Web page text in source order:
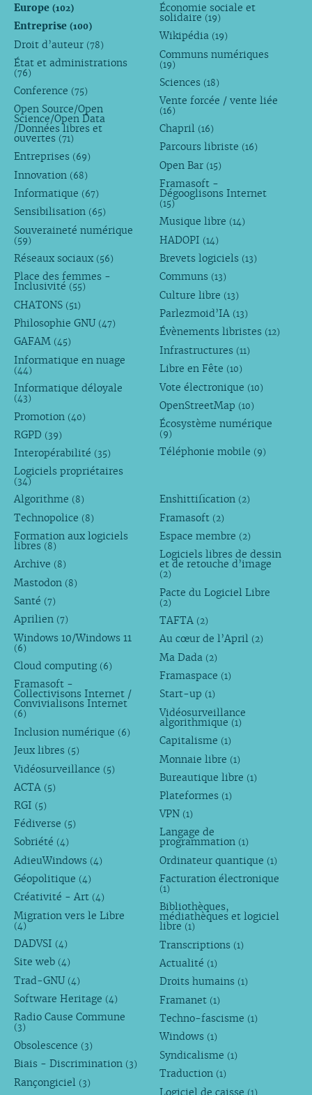
Europe (102)
Entreprise (100)
Droit d’auteur (78)
État et administrations
(76)
Conference (75)
Open Source/Open
Science/Open Data
/Données libres et
ouvertes (71)
Entreprises (69)
Innovation (68)
Informatique (67)
Sensibilisation (65)
Souveraineté numérique
(59)
Réseaux sociaux (56)
Place des femmes -
Inclusivité (55)
CHATONS (51)
Philosophie GNU (47)
GAFAM (45)
Informatique en nuage
(44)
Informatique déloyale
(43)
Promotion (40)
RGPD (39)
Interopérabilité (35)
Logiciels propriétaires
(34)
Économie sociale et
solidaire (19)
Wikipédia (19)
Communs numériques
(19)
Sciences (18)
Vente forcée / vente liée
(16)
Chapril (16)
Parcours libriste (16)
Open Bar (15)
Framasoft -
Dégooglisons Internet
(15)
Musique libre (14)
HADOPI (14)
Brevets logiciels (13)
Communs (13)
Culture libre (13)
Parlezmoid’IA (13)
Évènements libristes (12)
Infrastructures (11)
Libre en Fête (10)
Vote électronique (10)
OpenStreetMap (10)
Écosystème numérique
(9)
Téléphonie mobile (9)
Algorithme (8)
Technopolice (8)
Formation aux logiciels
libres (8)
Archive (8)
Mastodon (8)
Santé (7)
Aprilien (7)
Windows 10/Windows 11
(6)
Cloud computing (6)
Framasoft -
Collectivisons Internet /
Convivialisons Internet
(6)
Inclusion numérique (6)
Jeux libres (5)
Vidéosurveillance (5)
ACTA (5)
RGI (5)
Fédiverse (5)
Sobriété (4)
AdieuWindows (4)
Géopolitique (4)
Créativité - Art (4)
Migration vers le Libre
(4)
DADVSI (4)
Site web (4)
Trad-GNU (4)
Software Heritage (4)
Radio Cause Commune
(3)
Obsolescence (3)
Biais - Discrimination (3)
Rançongiciel (3)
Enshittification (2)
Framasoft (2)
Espace membre (2)
Logiciels libres de dessin
et de retouche d’image
(2)
Pacte du Logiciel Libre
(2)
TAFTA (2)
Au cœur de l’April (2)
Ma Dada (2)
Framaspace (1)
Start-up (1)
Vidéosurveillance
algorithmique (1)
Capitalisme (1)
Monnaie libre (1)
Bureautique libre (1)
Plateformes (1)
VPN (1)
Langage de
programmation (1)
Ordinateur quantique (1)
Facturation électronique
(1)
Bibliothèques,
médiathèques et logiciel
libre (1)
Transcriptions (1)
Actualité (1)
Droits humains (1)
Framanet (1)
Techno-fascisme (1)
Windows (1)
Syndicalisme (1)
Traduction (1)
Logiciel de caisse (1)